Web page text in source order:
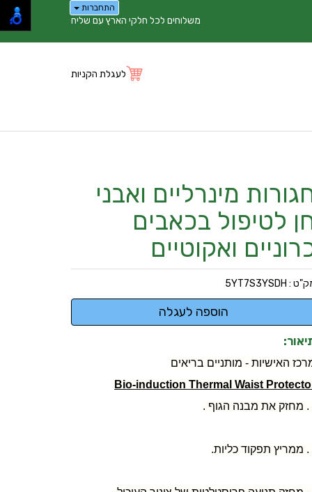
התחברות
משלוחים לכל חלקי הארץ עם שליח
לעגלת הקניות
מינרליים ואבני
לטיפול בכאבים
ואקוטיים
:
5YT7S3YSDH
האישיות - מותניים בריאים
Bio-induction Thermal Waist